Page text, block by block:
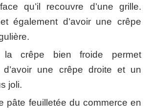
qu’il recouvre d’une grille.
également d’avoir une crêpe
la crêpe bien froide permet
d’avoir une crêpe droite et un
joli.
pâte feuilletée du commerce en